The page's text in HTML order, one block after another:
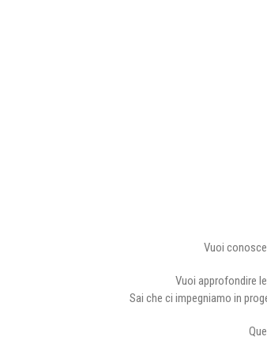
Vuoi
Vuoi approfondire
Sai che ci impegniamo in